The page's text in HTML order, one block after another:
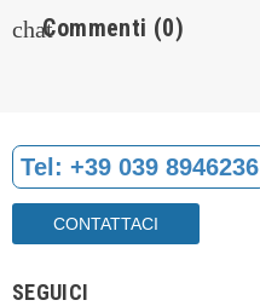
chatCommenti (0)
Tel: +39 039 8946236
CONTATTACI
SEGUICI